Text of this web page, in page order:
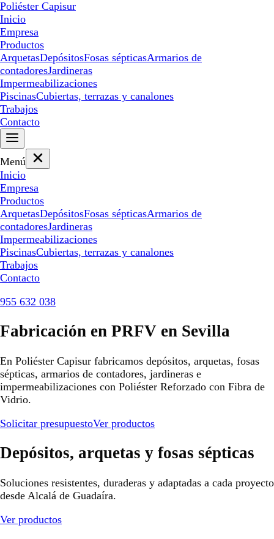
Poliéster Capisur
Inicio
Empresa
Productos
ArquetasDepósitosFosas sépticasArmarios de
contadoresJardineras
Impermeabilizaciones
PiscinasCubiertas, terrazas y canalones
Trabajos
Contacto
Menú
Inicio
Empresa
Productos
ArquetasDepósitosFosas sépticasArmarios de
contadoresJardineras
Impermeabilizaciones
PiscinasCubiertas, terrazas y canalones
Trabajos
Contacto
955 632 038
Fabricación en PRFV en Sevilla
En Poliéster Capisur fabricamos depósitos, arquetas, fosas
sépticas, armarios de contadores, jardineras e
impermeabilizaciones con Poliéster Reforzado con Fibra de
Vidrio.
Solicitar presupuestoVer productos
Depósitos, arquetas y fosas sépticas
Soluciones resistentes, duraderas y adaptadas a cada proyecto
desde Alcalá de Guadaíra.
Ver productos